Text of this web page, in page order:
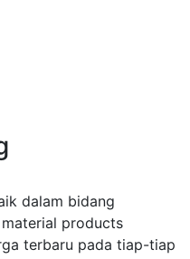
dalam bidang
material products
terbaru pada tiap-tiap